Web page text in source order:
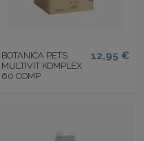
BOTANICA PETS
MULTIVIT KOMPLEX
60 COMP
12,95 €